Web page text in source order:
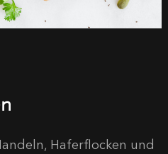
Haferflocken und